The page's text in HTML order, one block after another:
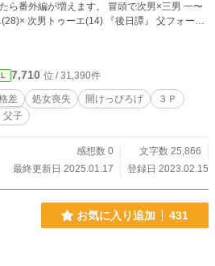
が増えます。 冒頭で次男×三男 一〜
(28)× 次男トゥーエ(14) 『後日譚』 父フォーダ
ルネ(13) 『隣人』 お隣の双子(18)× 親戚のお兄
この作品はフィクションで
物・団体・出来事等はすべて架空のものであ
切関係ありません。©恩陀ドラック
7,710 位 / 31,390件
差 処女喪失 開けっぴろげ
３Ｐ
父子
感想数 0
文字数 25,866
最終更新日 2025.01.17
登録日 2023.02.15
お気に入り追加 431